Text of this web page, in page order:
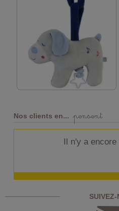
Nos clients en... pensent
Il n'y a
SUIVEZ-